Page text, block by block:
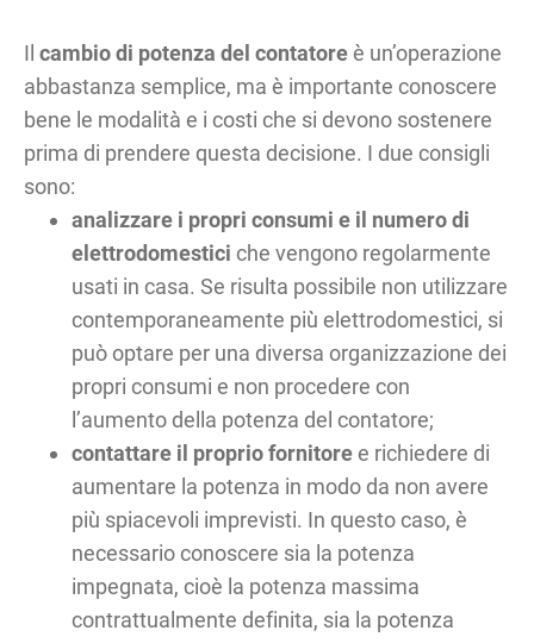
Ilcambio di potenza del contatoreè un’operazione
abbastanza semplice, ma è importante conoscere
bene le modalità e i costi che si devono sostenere
prima di prendere questa decisione. I due consigli
sono:
analizzare i propri consumi e il numero di
elettrodomestici che vengono regolarmente
usati in casa. Se risulta possibile non utilizzare
contemporaneamente più elettrodomestici, si
può optare per una diversa organizzazione dei
propri consumi e non procedere con
l’aumento della potenza del contatore;
contattare il proprio fornitoree richiedere di
aumentare la potenza in modo da non avere
più spiacevoli imprevisti. In questo caso, è
necessario conoscere sia la potenza
impegnata, cioè la potenza massima
contrattualmente definita, sia la potenza